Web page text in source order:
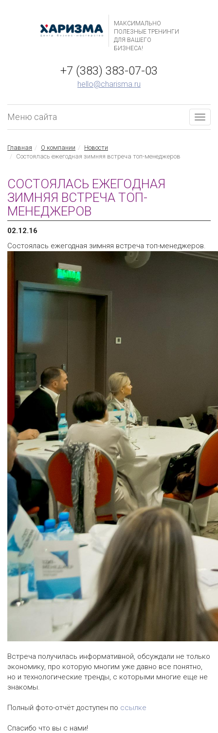
МАКСИМАЛЬНО
ПОЛЕЗНЫЕ ТРЕНИНГИ
ДЛЯ ВАШЕГО
БИЗНЕСА!
+7 (383) 383-07-03
hello@charisma.ru
Меню сайта
Главная О компании
Новости
Состоялась ежегодная зимняя встреча топ-менеджеров
СОСТОЯЛАСЬ ЕЖЕГОДНАЯ
ЗИМНЯЯ ВСТРЕЧА ТОП-
МЕНЕДЖЕРОВ
02.12.16
Состоялась ежегодная зимняя встреча топ-менеджеров.
Встреча получилась информативной, обсуждали не только
экономику, про которую многим уже давно все понятно,
но и технологические тренды, с которыми многие еще не
знакомы.
Полный фото-отчёт доступен по ссылке
Спасибо что вы с нами!